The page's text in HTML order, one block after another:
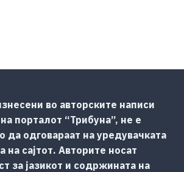
во авторските написи
порталот “Трибуна”, не е
да одговараат на уредувачката
на сајтот. Авторите носат
за јазикот и содржината на